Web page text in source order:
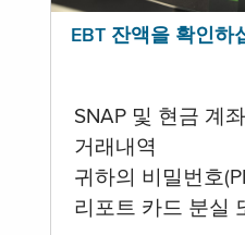
EBT 잔액을 확인하
SNAP 및 현금 계좌
거래내역
귀하의 비밀번호
리포트 카드 분실